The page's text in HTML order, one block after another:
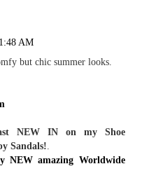
AM
but chic summer looks.
NEW IN on my Shoe
Sandals!
NEW amazing Worldwide